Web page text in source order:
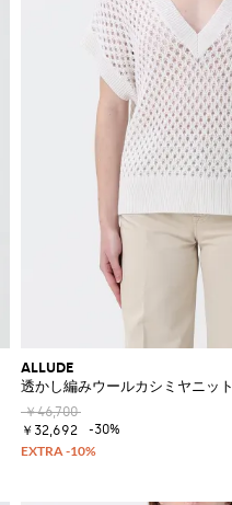
ALLUDE
透かし編みウールカシミヤニット
￥46,700
￥32,692
-30%